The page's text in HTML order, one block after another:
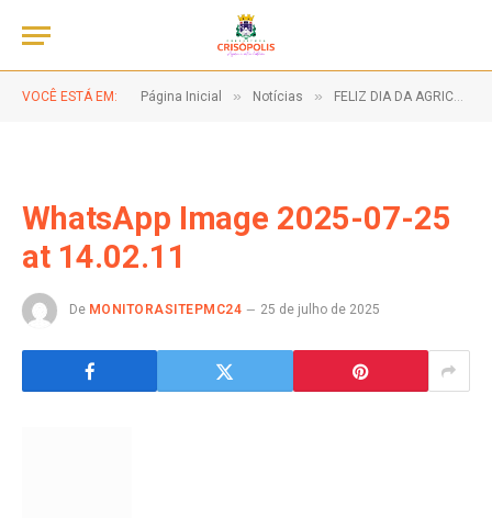
VOCÊ ESTÁ EM: Página Inicial » Notícias » FELIZ DIA DA AGRICULTURA FAMILIAR!
WhatsApp Image 2025-07-25
at 14.02.11
De MONITORASITEPMC24 25 de julho de 2025